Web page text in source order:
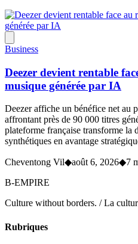
Business
Deezer devient rentable
musique générée par IA
Deezer affiche un bénéfice net au
affrontant près de 90 000 titres
plateforme française transforme la
synthétiques en avantage
Cheventong Vil◆août 6, 2026◆7
B-EMPIRE
Culture without borders. / La
Rubriques